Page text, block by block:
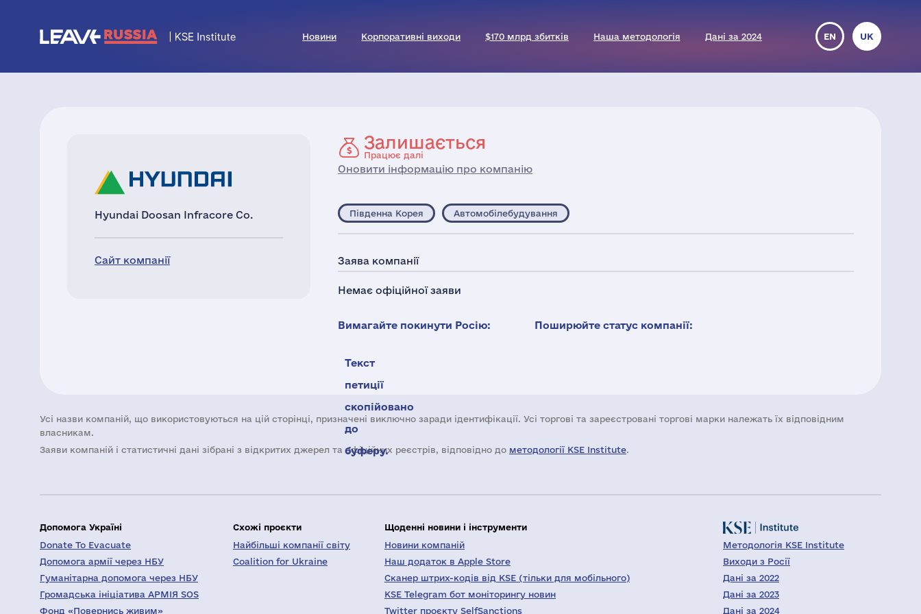
Новини Корпоративні виходи $170 млрд збитків Наша методологія Дані за 2024 EN UK
Hyundai Doosan Infracore Co.
Сайт компанії
Залишається
Працює далі
Оновити інформацію про компанію
Південна Корея Автомобілебудування
Заява компанії
Немає офіційної заяви
Вимагайте покинути Росію:
Текст
петиції
скопійовано
до
буферу.
Поширюйте статус компанії:
Усі назви компаній, що використовуються на цій сторінці, призначені виключно заради ідентифікації. Усі торгові та зареєстровані торгові марки належать їх відповідним
власникам.
Заяви компаній i статистичні дані зібрані з відкритих джерел та офіційних реєстрів, відповідно до методології KSE Institute.
Допомога Україні
Donate To Evacuate
Допомога армії через НБУ
Гуманітарна допомога через НБУ
Громадська ініціатива АРМІЯ SOS
Фонд «Повернись живим»
Схожі проєкти
Найбільші компанії світу
Coalition for Ukraine
Щоденні новини і інструменти
Новини компаній
Наш додаток в Apple Store
Сканер штрих-кодів від KSE (тільки для мобільного)
KSE Telegram бот моніторингу новин
Twitter проєкту SelfSanctions
Методологія KSE Institute
Виходи з Росії
Дані за 2022
Дані за 2023
Дані за 2024